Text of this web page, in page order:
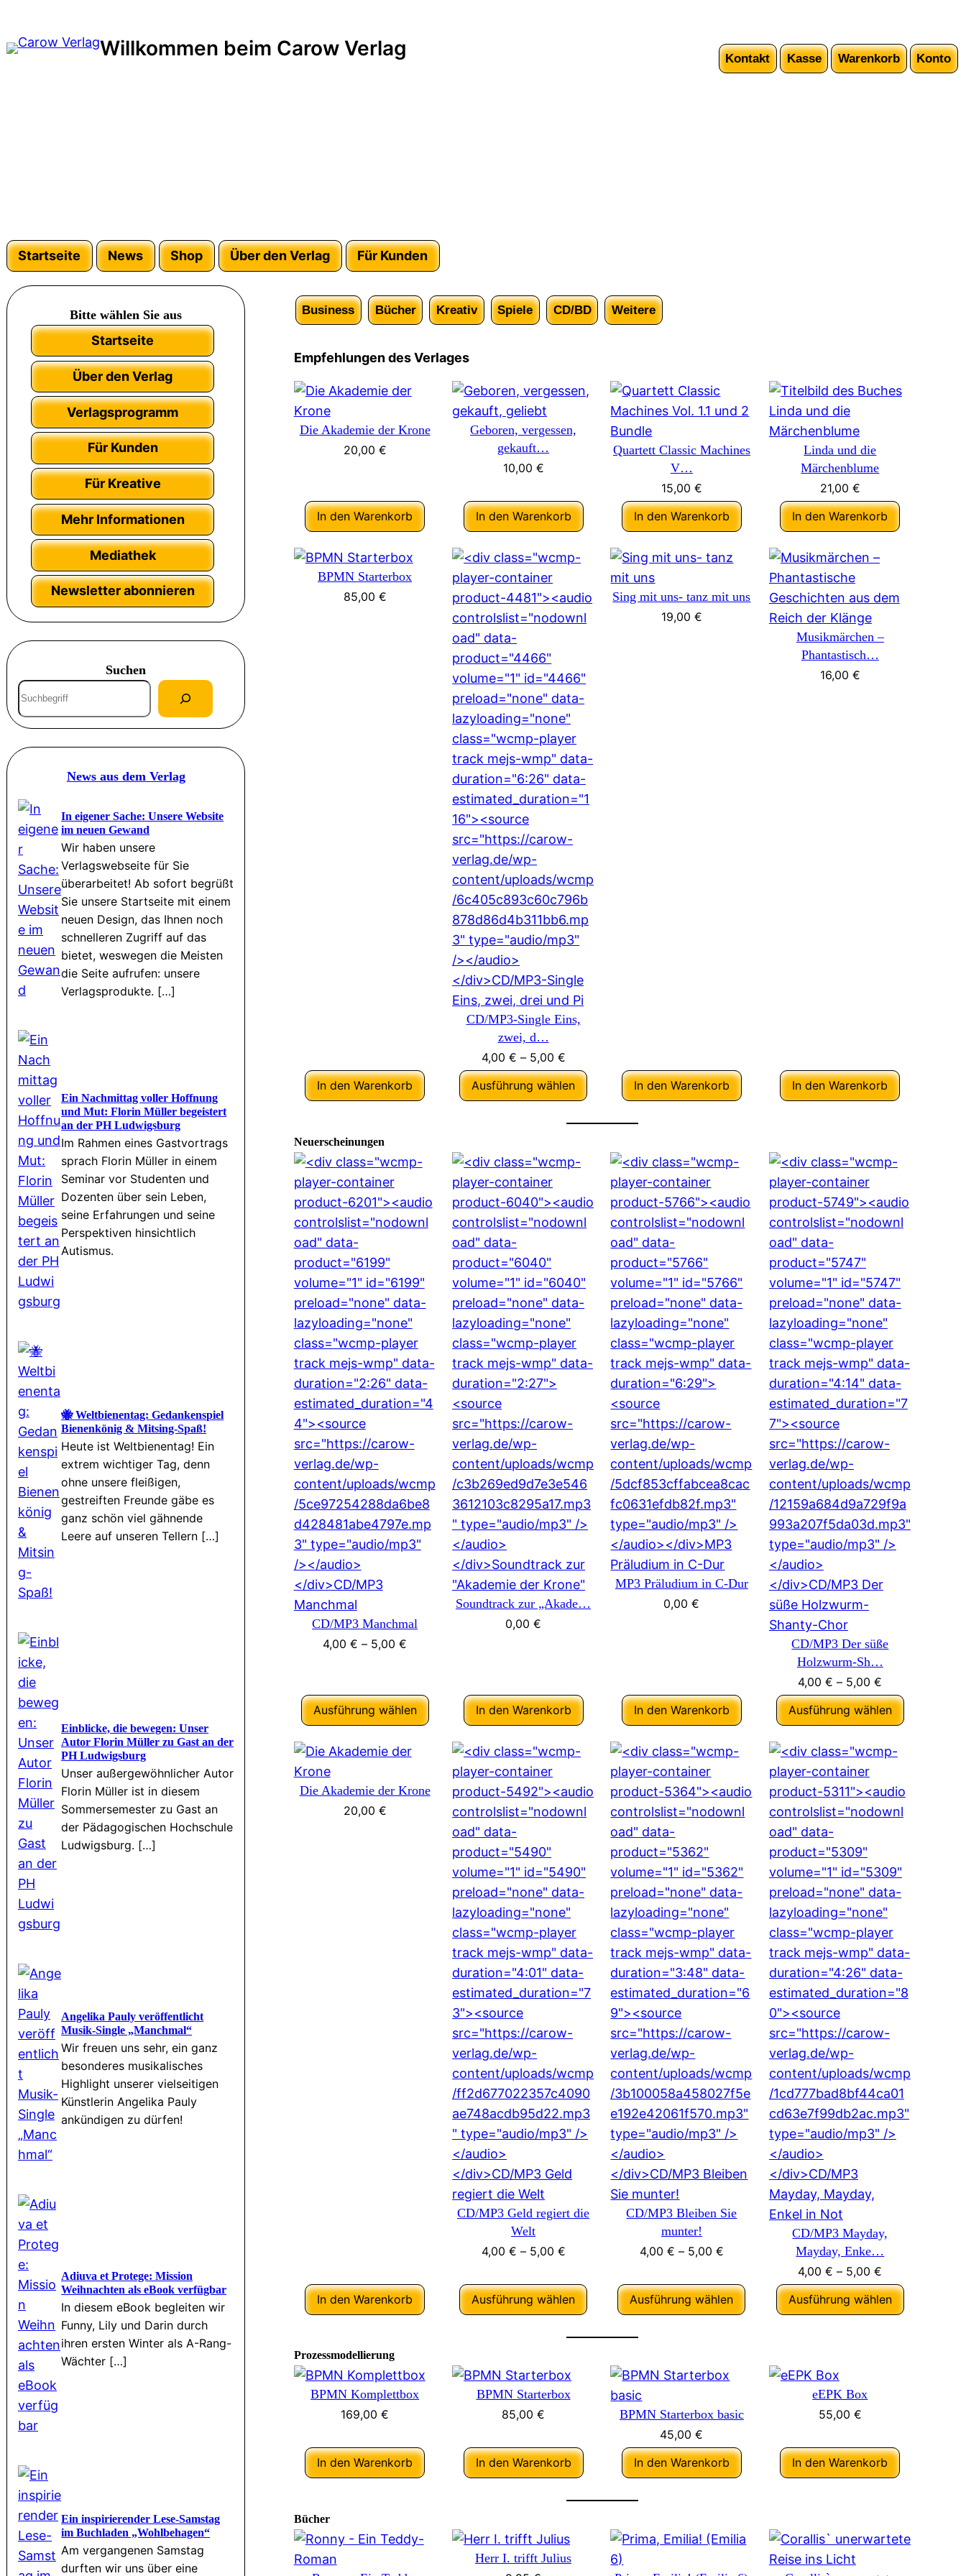
Willkommen beim Carow Verlag Kontakt Kasse Warenkorb Konto
Startseite News Shop Über den Verlag Für Kunden
Bitte wählen Sie aus
Startseite
Über den Verlag
Verlagsprogramm
Für Kunden
Für Kreative
Mehr Informationen
Mediathek
Newsletter abonnieren
Suchen
S
u
c
h
News aus dem Verlag
In eigener Sache: Unsere Website
im neuen Gewand
Wir haben unsere
Verlagswebseite für Sie
überarbeitet! Ab sofort begrüßt
Sie unsere Startseite mit einem
neuen Design, das Ihnen noch
schnelleren Zugriff auf das
bietet, weswegen die Meisten
die Seite aufrufen: unsere
Verlagsprodukte. […]
Ein Nachmittag voller Hoffnung
und Mut: Florin Müller begeistert
an der PH Ludwigsburg
Im Rahmen eines Gastvortrags
sprach Florin Müller in einem
Seminar vor Studenten und
Dozenten über sein Leben,
seine Erfahrungen und seine
Perspektiven hinsichtlich
Autismus.
🐝 Weltbienentag: Gedankenspiel
Bienenkönig & Mitsing-Spaß!
Heute ist Weltbienentag! Ein
extrem wichtiger Tag, denn
ohne unsere fleißigen,
gestreiften Freunde gäbe es
ganz schön viel gähnende
Leere auf unseren Tellern […]
Einblicke, die bewegen: Unser
Autor Florin Müller zu Gast an der
PH Ludwigsburg
Unser außergewöhnlicher Autor
Florin Müller ist in diesem
Sommersemester zu Gast an
der Pädagogischen Hochschule
Ludwigsburg. […]
Angelika Pauly veröffentlicht
Musik-Single „Manchmal“
Wir freuen uns sehr, ein ganz
besonderes musikalisches
Highlight unserer vielseitigen
Künstlerin Angelika Pauly
ankündigen zu dürfen!
Adiuva et Protege: Mission
Weihnachten als eBook verfügbar
In diesem eBook begleiten wir
Funny, Lily und Darin durch
ihren ersten Winter als A-Rang-
Wächter […]
Ein inspirierender Lese-Samstag
im Buchladen „Wohlbehagen“
Am vergangenen Samstag
durften wir uns über eine
Business Bücher Kreativ Spiele CD/BD Weitere
Empfehlungen des Verlages
Die Akademie der Krone
20,00 €
In den Warenkorb
Geboren, vergessen,
gekauft…
10,00 €
In den Warenkorb
Quartett Classic Machines
V…
15,00 €
In den Warenkorb
Linda und die
Märchenblume
21,00 €
In den Warenkorb
BPMN Starterbox
85,00 €
In den Warenkorb
CD/MP3-Single Eins,
zwei, d…
4,00 € – 5,00 €
Ausführung wählen
Sing mit uns- tanz mit uns
19,00 €
In den Warenkorb
Musikmärchen –
Phantastisch…
16,00 €
In den Warenkorb
Neuerscheinungen
CD/MP3 Manchmal
4,00€ – 5,00€
Ausführung wählen
Soundtrack zur „Akade…
0,00€
In den Warenkorb
MP3 Präludium in C-Dur
0,00€
In den Warenkorb
CD/MP3 Der süße
Holzwurm-Sh…
4,00€ – 5,00€
Ausführung wählen
Die Akademie der Krone
20,00 €
In den Warenkorb
CD/MP3 Geld regiert die
Welt
4,00 € – 5,00 €
Ausführung wählen
CD/MP3 Bleiben Sie
munter!
4,00 € – 5,00 €
Ausführung wählen
CD/MP3 Mayday,
Mayday, Enke…
4,00€ – 5,00€
Ausführung wählen
Prozessmodellierung
BPMN Komplettbox
169,00€
In den Warenkorb
BPMN Starterbox
85,00€
In den Warenkorb
BPMN Starterbox basic
45,00€
In den Warenkorb
eEPK Box
55,00 €
In den Warenkorb
Bücher
Herr I. trifft Julius